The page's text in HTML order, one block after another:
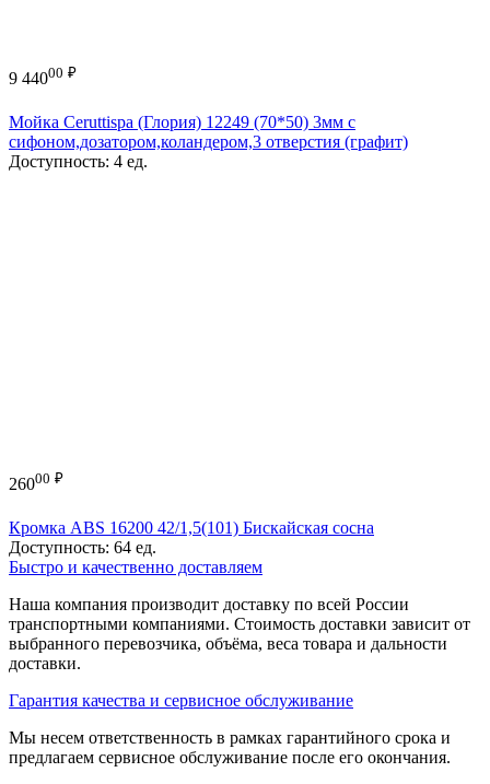
9 44000 ₽
Мойка Ceruttispa (Глория) 12249 (70*50) 3мм с
сифоном,дозатором,коландером,3 отверстия (графит)
Доступность: 4 ед.
26000 ₽
Кромка ABS 16200 42/1,5(101) Бискайская сосна
Доступность: 64 ед.
Быстро и качественно доставляем
Наша компания производит доставку по всей России
транспортными компаниями. Стоимость доставки зависит от
выбранного перевозчика, объёма, веса товара и дальности
доставки.
Гарантия качества и сервисное обслуживание
Мы несем ответственность в рамках гарантийного срока и
предлагаем сервисное обслуживание после его окончания.